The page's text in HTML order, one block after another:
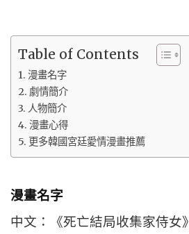
Table of Contents
漫畫名字
劇情簡介
人物簡介
漫畫心得
更多韓國宮廷愛情漫畫推薦
漫畫名字
中文：《死亡結局收集家侍女》